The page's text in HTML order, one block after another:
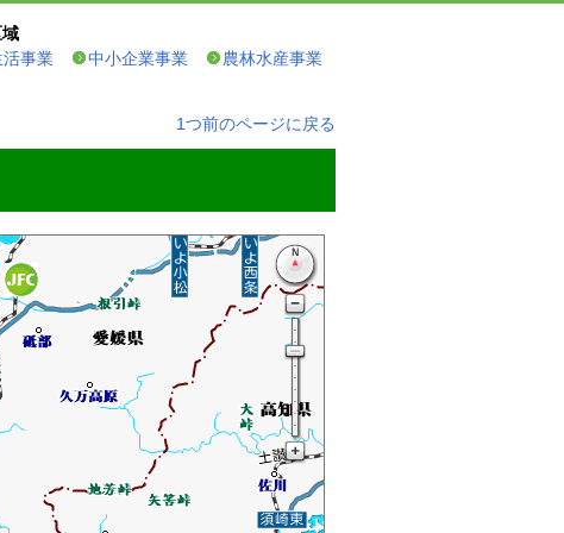
活事業
中小企業事業 農林水産事業
1つ前のページに戻る